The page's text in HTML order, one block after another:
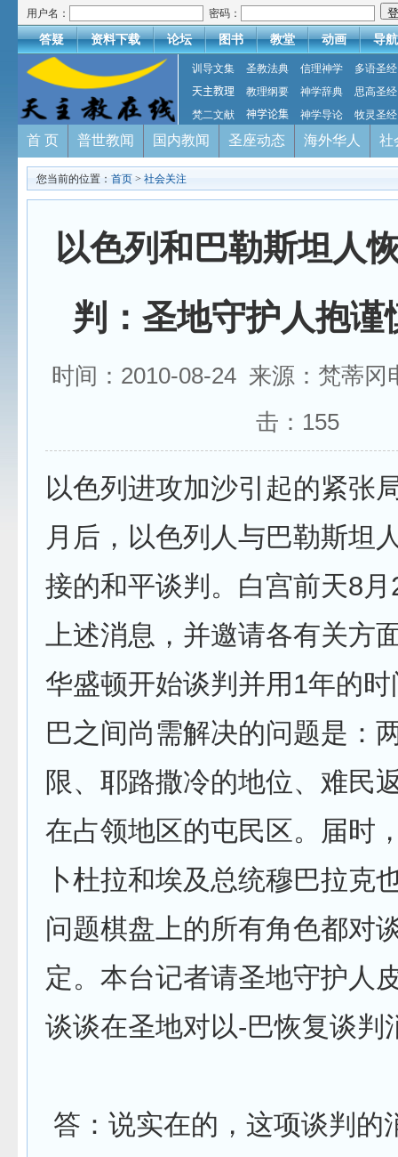
用户名： 密码：
答疑 资料下载 论坛 图书 教堂 动画 导航
训导文集 圣教法典 信理神学
多语圣经
天主教理
教理纲要 神学辞典
思高圣经
梵二文献
神学论集 神学导论 牧灵圣经
首 页 普世教闻 国内教闻 圣座动态 海外华人 社
您当前的位置： 首页 > 社会关注
以色列和巴勒斯坦人
判：圣地守护人抱谨
时间：2010-08-24 来源：梵蒂
击： 155
以色列进攻加沙引起的紧张
月后，以色列人与巴勒斯坦
接的和平谈判。白宫前天8
上述消息，并邀请各有关方
华盛顿开始谈判并用1年的
巴之间尚需解决的问题是：
限、耶路撒冷的地位、难民
在占领地区的屯民区。届时
卜杜拉和埃及总统穆巴拉克
问题棋盘上的所有角色都对
定。本台记者请圣地守护人
谈谈在圣地对以-巴恢复谈判
答：说实在的，这项谈判的